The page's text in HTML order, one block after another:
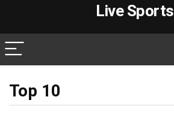
Live Sports
Top 10